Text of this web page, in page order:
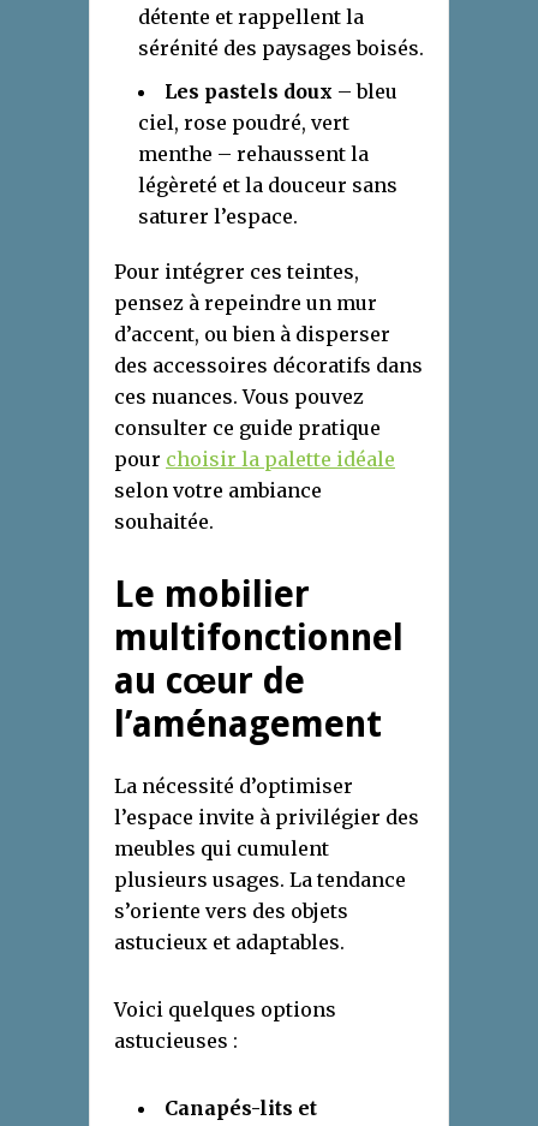
détente et rappellent la
sérénité des paysages boisés.
Les pastels doux – bleu
ciel, rose poudré, vert
menthe – rehaussent la
légèreté et la douceur sans
saturer l’espace.
Pour intégrer ces teintes,
pensez à repeindre un mur
d’accent, ou bien à disperser
des accessoires décoratifs dans
ces nuances. Vous pouvez
consulter ce guide pratique
pour choisir la palette idéale
selon votre ambiance
souhaitée.
Le mobilier
multifonctionnel
au cœur de
l’aménagement
La nécessité d’optimiser
l’espace invite à privilégier des
meubles qui cumulent
plusieurs usages. La tendance
s’oriente vers des objets
astucieux et adaptables.
Voici quelques options
astucieuses :
Canapés-lits et